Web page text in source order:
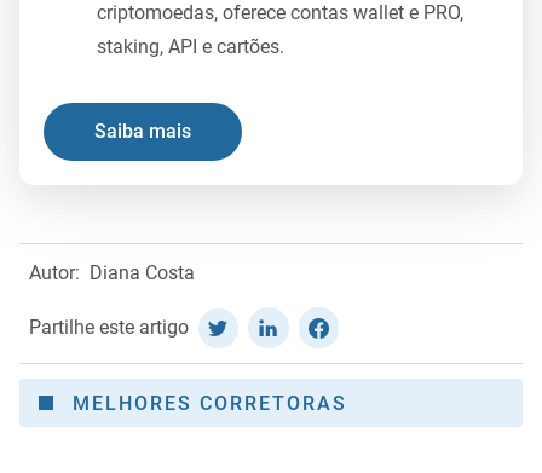
criptomoedas, oferece contas wallet e PRO,
staking, API e cartões.
Saiba mais
Autor: Diana Costa
Partilhe este artigo
MELHORES CORRETORAS